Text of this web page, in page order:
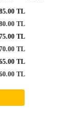
TL
TL
TL
TL
TL
TL